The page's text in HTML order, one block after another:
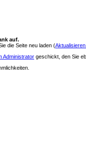
auf.
die Seite neu laden (
Administrator geschickt, den Sie